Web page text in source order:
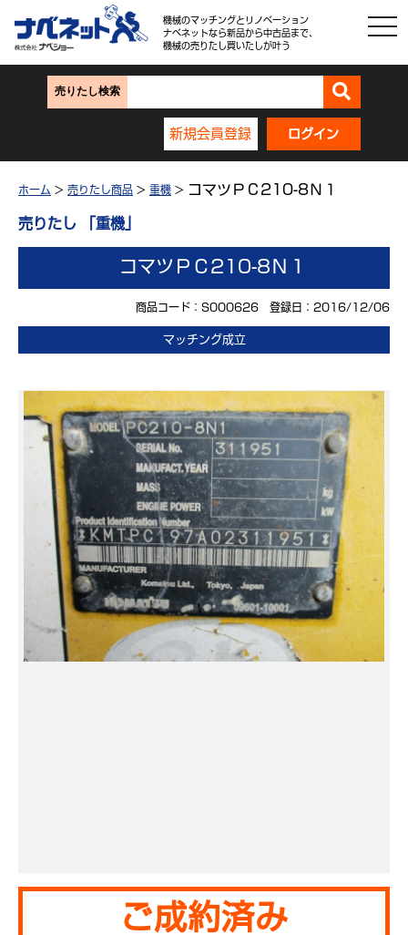
機械のマッチングとリノベーション
ナベネットなら新品から中古品まで、
機械の売りたし買いたしが叶う
売りたし検索
新規会員登録 ログイン
ホーム > 売りたし商品 > 重機 > コマツＰＣ210-8Ｎ１
売りたし 「重機」
コマツＰＣ210-8Ｎ１
商品コード：S000626 登録日：2016/12/06
マッチング成立
ご成約済み